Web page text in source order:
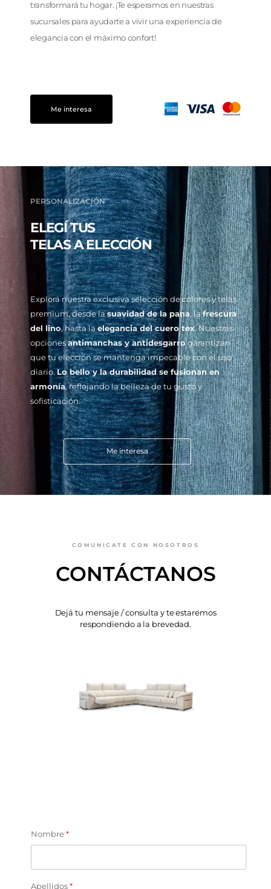
transformará tu hogar. ¡Te esperamos en nuestras
sucursales para ayudarte a vivir una experiencia de
elegancia con el máximo confort!
Me interesa
PERSONALIZACIÓN
ELEGÍ TUS
TELAS A ELECCIÓN
Explorá nuestra exclusiva selección de colores y telas
premium, desde lasuavidad de la pana, lafrescura
del lino, hasta laelegancia del cuero tex. Nuestras
opcionesantimanchas y antidesgarrogarantizan
que tu elección se mantenga impecable con el uso
diario.Lo bello y la durabilidad se fusionan en
armonía, reflejando la belleza de tu gusto y
sofisticación.
Me interesa
COMUNICATE CON NOSOTROS
CONTÁCTANOS
Dejá tu mensaje / consulta y te estaremos
respondiendo a la brevedad.
Nombre*
Apellidos*